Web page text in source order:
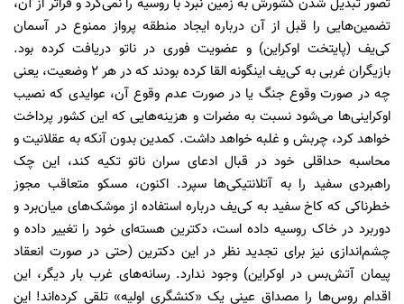
تضمین‌هایی را قبل از آن درباره ایجاد منطقه پرواز ممنوع در آسمان
کی‌یف (پایتخت اوکراین) و عضویت فوری در ناتو دریافت کرده بود.
بازیگران غربی به کی‌یف اینگونه القا کرده بودند که در هر ۲ وضعیت، یعنی
چه در صورت وقوع جنگ یا در صورت عدم وقوع آن، عوایدی که نصیب
اوکراینی‌ها می‌شود نسبت به مضرات و هزینه‌هایی که این کشور پرداخت
خواهد کرد، چربش و غلبه خواهد داشت. کمدین بدون آنکه به عقلانیت و
محاسبه حداقلی خود در قبال ادعای سران ناتو تکیه کند، این چک
راهبردی سفید را به آتلانتیکی‌ها سپرد. اکنون، مسکو متعاقب مجوز
خطرناکی که کاخ سفید به کی‌یف درباره استفاده از موشک‌های میان‌برد و
دوربرد در خاک روسیه داده است، دکترین هسته‌ای خود را تغییر داده و
چشم‌اندازی نیز برای تجدید نظر در این دکترین (حتی در صورت انعقاد
پیمان آتش‌بس در اوکراین) وجود ندارد. رسانه‌های غرب بار دیگر، این
اقدام روس‌ها را مصداق عینی یک «کنشگری اولیه» تلقی کرده‌اند! این